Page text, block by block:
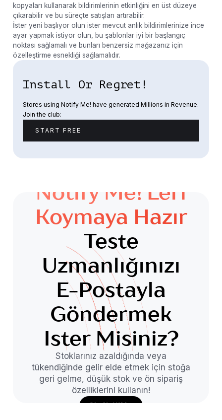
kopyaları kullanarak bildirimlerinin etkinliğini en üst düzeye
çıkarabilir ve bu süreçte satışları artırabilir.
İster yeni başlıyor olun ister mevcut anlık bildirimlerinize ince
ayar yapmak istiyor olun, bu şablonlar iyi bir başlangıç ​​
noktası sağlamalı ve bunları benzersiz mağazanız için
özelleştirme esnekliği sağlamalıdır.
Install Or Regret!
Stores using Notify Me! have generated Millions in Revenue.
Join the club:
START FREE
Notify Me!'leri
Koymaya Hazır
Teste
Uzmanlığınızı
E-Postayla
Göndermek
Ister Misiniz?
Stoklarınız azaldığında veya
tükendiğinde gelir elde etmek için stoğa
geri gelme, düşük stok ve ön sipariş
özelliklerini kullanın!
Şimdi Yükle